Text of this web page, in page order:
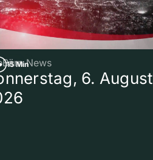
15 MinNews
6. August